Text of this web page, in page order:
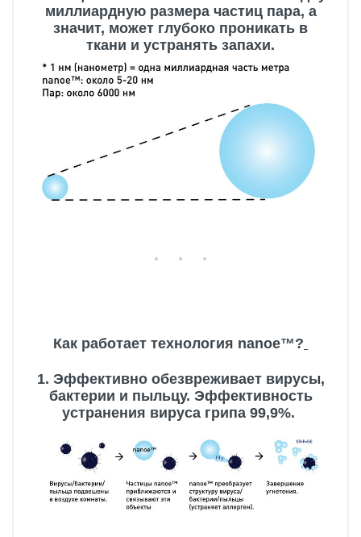
миллиардную размера частиц пара, а
значит, может глубоко проникать в
ткани и устранять запахи.
Как работает технология nanoe™?
1. Эффективно обезвреживает вирусы,
бактерии и пыльцу. Эффективность
устранения вируса грипа 99,9%.